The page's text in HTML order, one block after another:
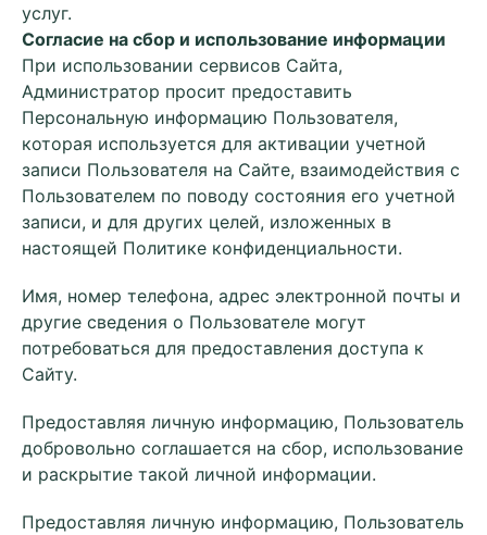
услуг.
Согласие на сбор и использование информации
При использовании сервисов Сайта,
Администратор просит предоставить
Персональную информацию Пользователя,
которая используется для активации учетной
записи Пользователя на Сайте, взаимодействия с
Пользователем по поводу состояния его учетной
записи, и для других целей, изложенных в
настоящей Политике конфиденциальности.
Имя, номер телефона, адрес электронной почты и
другие сведения о Пользователе могут
потребоваться для предоставления доступа к
Сайту.
Предоставляя личную информацию, Пользователь
добровольно соглашается на сбор, использование
и раскрытие такой личной информации.
Предоставляя личную информацию, Пользователь